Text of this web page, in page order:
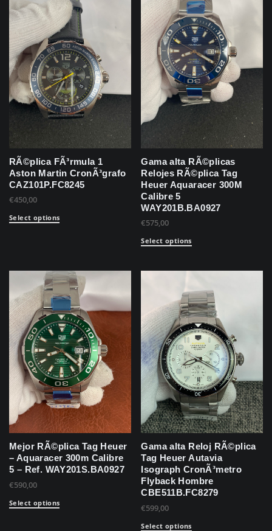
RÃ©plica FÃ³rmula 1
Aston Martin CronÃ³grafo
CAZ101P.FC8245
€450,00
Select options
Gama alta RÃ©plicas
Relojes RÃ©plica Tag
Heuer Aquaracer 300M
Calibre 5
WAY201B.BA0927
€575,00
Select options
Mejor RÃ©plica Tag Heuer
– Aquaracer 300m Calibre
5 – Ref. WAY201S.BA0927
€590,00
Select options
Gama alta Reloj RÃ©plica
Tag Heuer Autavia
Isograph CronÃ³metro
Flyback Hombre
CBE511B.FC8279
€599,00
Select options